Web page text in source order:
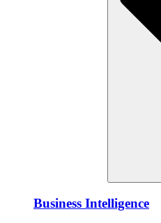
Business Intelligence